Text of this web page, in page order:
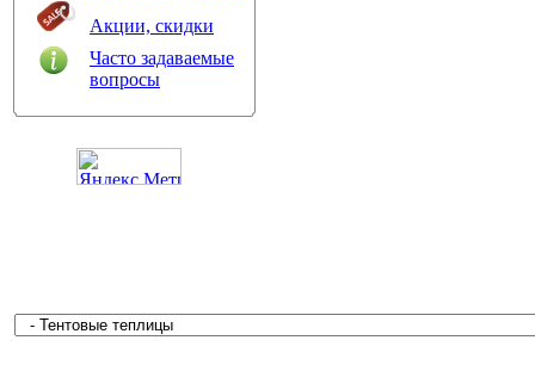
Акции, скидки
Часто задаваемые
вопросы